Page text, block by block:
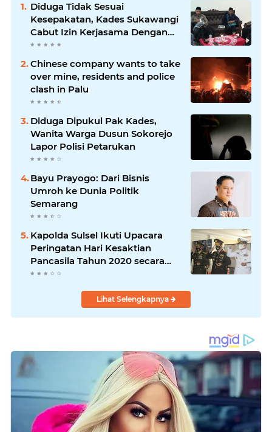
Diduga Tidak Sesuai
Kesepakatan, Kades Sukawangi
Cabut Izin Kerjasama Dengan
PT XL Axiata Tbk/Link Net
Chinese company wants to take
over mine, residents and police
clash in Palu
Diduga Dipukul Pak Kades,
Wanita Warga Dusun Sokorejo
Lapor Polisi Petarukan
Bayu Prayogo: Dari Bisnis
Umroh ke Dunia Politik
Semarang
Kapolda Sulsel Ikuti Upacara
Peringatan Hari Kesaktian
Pancasila Tahun 2020 secara
virtual
Lihat Selengkapnya